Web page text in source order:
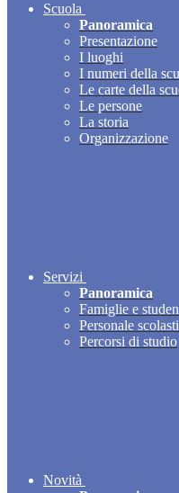
Scuola
Panoramica
Presentazione
I luoghi
I numeri della
Le carte della
Le persone
La storia
Organizzazione
Servizi
Panoramica
Famiglie e
Personale
Percorsi di studio
Novità